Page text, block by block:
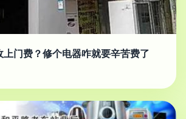
门费？修个电器咋就要辛苦费了